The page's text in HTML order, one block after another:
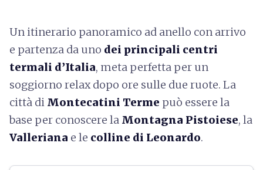
Un itinerario panoramico ad anello con arrivo
e partenza da uno dei principali centri
termali d’Italia, meta perfetta per un
soggiorno relax dopo ore sulle due ruote. La
città di Montecatini Terme può essere la
base per conoscere la Montagna Pistoiese, la
Valleriana e le colline di Leonardo.